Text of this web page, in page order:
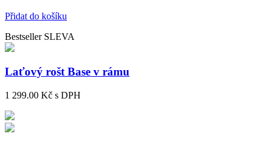
Přidat do košíku
Bestseller SLEVA
Laťový rošt Base v rámu
1 299.00 Kč s DPH